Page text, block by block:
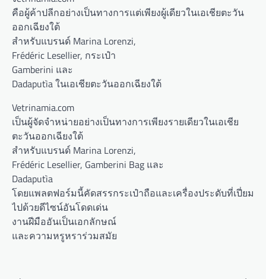
คือผู้ค้าปลีกอย่างเป็นทางการแต่เพียงผู้เดียวในเอเชียตะวัน
ออกเฉียงใต้
สำหรับแบรนด์ Marina Lorenzi,
Frédéric Lesellier, กระเป๋า
Gamberini และ
Dadaputìa ในเอเชียตะวันออกเฉียงใต้
Vetrinamia.com
เป็นผู้จัดจำหน่ายอย่างเป็นทางการเพียงรายเดียวในเอเชีย
ตะวันออกเฉียงใต้
สำหรับแบรนด์ Marina Lorenzi,
Frédéric Lesellier, Gamberini Bag และ
Dadaputìa
โดยแพลตฟอร์มนี้คัดสรรกระเป๋าถือและเครื่องประดับที่เปี่ยม
ไปด้วยดีไซน์อันโดดเด่น
งานฝีมืออันเป็นเอกลักษณ์
และความหรูหราร่วมสมัย